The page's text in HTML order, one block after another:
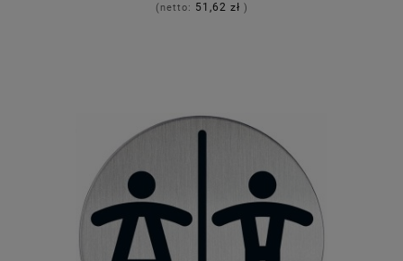
(netto: 51,62 zł )